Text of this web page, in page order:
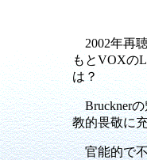
2002年再
もとVOXの
は？
Brucknerの
教的畏敬に
官能的で不